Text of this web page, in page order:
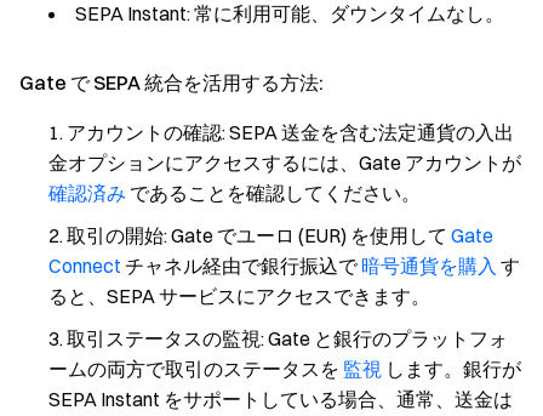
SEPA Instant: 常に利用可能、ダウンタイムなし。
Gate で SEPA 統合を活用する方法:
アカウントの確認: SEPA 送金を含む法定通貨の入出
金オプションにアクセスするには、Gate アカウントが
確認済み であることを確認してください。
取引の開始: Gate でユーロ (EUR) を使用して Gate
Connect チャネル経由で銀行振込で暗号通貨を購入 す
ると、SEPA サービスにアクセスできます。
取引ステータスの監視: Gate と銀行のプラットフォ
ームの両方で取引のステータスを 監視 します。銀行が
SEPA Instant をサポートしている場合、通常、送金は